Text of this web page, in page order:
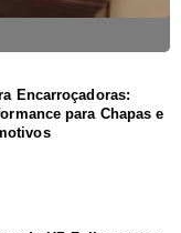
Encarroçadoras:
para Chapas e